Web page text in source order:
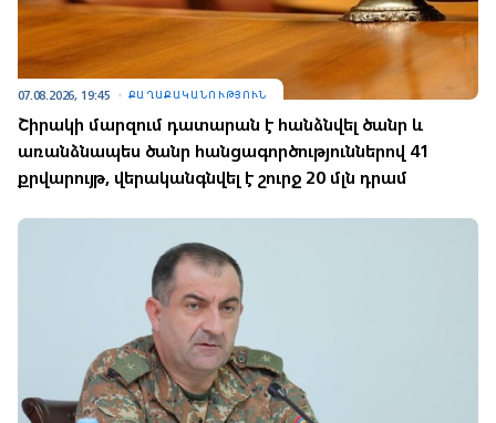
07.08.2026, 19:45 ՔԱՂԱՔԱԿԱՆՈՒԹՅՈՒՆ
Շիրակի մարզում դատարան է հանձնվել ծանր և
առանձնապես ծանր հանցագործություններով 41
քրվարույթ, վերականգնվել է շուրջ 20 մլն դրամ